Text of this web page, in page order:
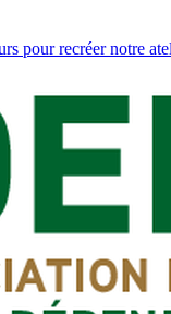
pour recréer notre